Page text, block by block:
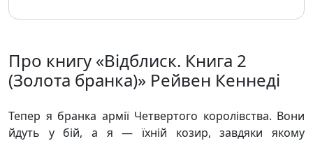
Про книгу «Відблиск. Книга 2
(Золота бранка)» Рейвен Кеннеді
Тепер я бранка армії Четвертого королівства. Вони
йдуть у бій, а я — їхній козир, завдяки якому